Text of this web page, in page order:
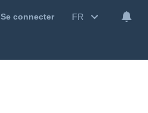
Se connecter FR